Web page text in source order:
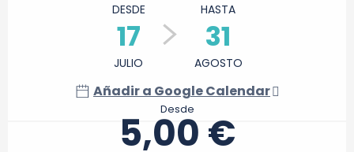
DESDE
17
JULIO
HASTA
31
AGOSTO
Añadir a Google Calendar
Desde
5,00 €